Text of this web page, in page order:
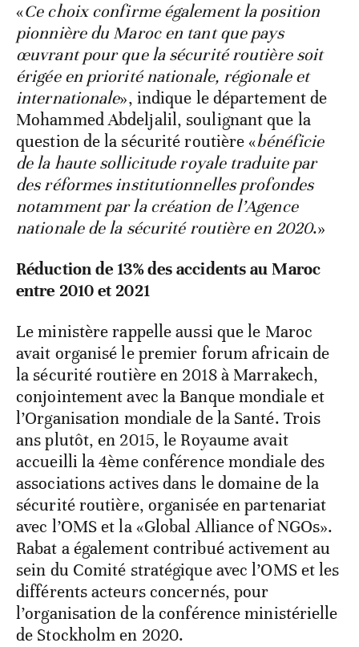
«Ce choix confirme également la position
pionnière du Maroc en tant que pays
œuvrant pour que la sécurité routière soit
érigée en priorité nationale, régionale et
internationale», indique le département de
Mohammed Abdeljalil, soulignant que la
question de la sécurité routière «bénéficie
de la haute sollicitude royale traduite par
des réformes institutionnelles profondes
notamment par la création de l’Agence
nationale de la sécurité routière en 2020.»
Réduction de 13% des accidents au Maroc
entre 2010 et 2021
Le ministère rappelle aussi que le Maroc
avait organisé le premier forum africain de
la sécurité routière en 2018 à Marrakech,
conjointement avec la Banque mondiale et
l’Organisation mondiale de la Santé. Trois
ans plutôt, en 2015, le Royaume avait
accueilli la 4ème conférence mondiale des
associations actives dans le domaine de la
sécurité routière, organisée en partenariat
avec l’OMS et la «Global Alliance of NGOs».
Rabat a également contribué activement au
sein du Comité stratégique avec l’OMS et les
différents acteurs concernés, pour
l’organisation de la conférence ministérielle
de Stockholm en 2020.